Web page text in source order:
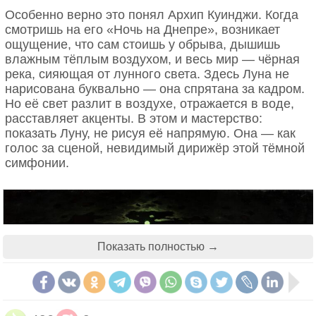
Царство красной пыли
В списке лучше всего изученных небесных тел
Марс занимает второе место после Луны. Да, на
него не ступала нога человека, и марсианский
грунт никогда не доставлялся на Землю. Но на
поверхности Красной планеты работало больше
десятка аппаратов, многие — по несколько лет.
Марс детально изучен и с орбиты.
Послевоенная Луна
И «Лунное надувательство», и рассказ о Гансе
Пфаале упоминаются в сочинении Жюля Верна
«Из пушки на Луну» — по-видимому, первом
подробном научно-фантастическом романе эпохи
пара, оставшемся в истории мировой литературы.
В нем об американских мистификаторах
рассказывает французский путешественник
Мишель Ордан, убеждающий энтузиастов в
возможности пилотируемого полета на Луну.
Сумерки. Луна. Исаак Левитан. 1899
Особенно верно это понял Архип Куинджи. Когда
смотришь на его «Ночь на Днепре», возникает
ощущение, что сам стоишь у обрыва, дышишь
влажным тёплым воздухом, и весь мир — чёрная
река, сияющая от лунного света. Здесь Луна не
нарисована буквально — она спрятана за кадром.
Но её свет разлит в воздухе, отражается в воде,
расставляет акценты. В этом и мастерство:
показать Луну, не рисуя её напрямую. Она — как
голос за сценой, невидимый дирижёр этой тёмной
симфонии.
Показать полностью →